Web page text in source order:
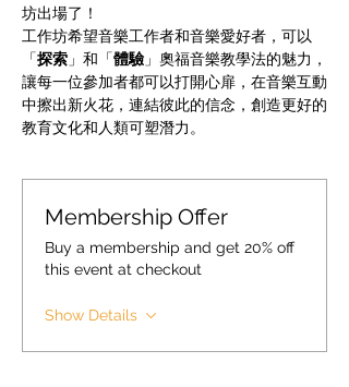
坊出場了！
工作坊希望音樂工作者和音樂愛好者，可以
「探索 」和「體驗 」奧福音樂教學法的魅力，
讓每一位參加者都可以打開心扉，在音樂互動
中擦出新火花，連結彼此的信念，創造更好的
教育文化和人類可塑潛力。
Membership Offer
Buy a membership and get 20% off
this event at checkout
Show Details